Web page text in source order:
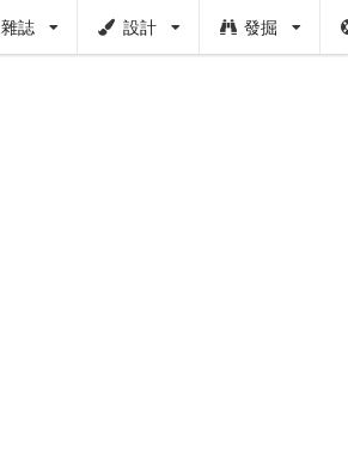
雜誌 設計 發掘